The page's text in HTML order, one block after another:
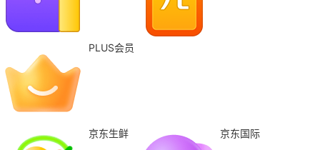
PLUS会员
京东生鲜 京东国际